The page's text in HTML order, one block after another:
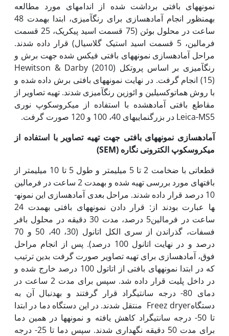
نمونه­های بافتی برداشت شده از اندام­های مورد مطالعه
به‏منظور انجام آماده­سازی برای رنگ­آمیزی، ابتدا به‏مدت 48
ساعت در محلول بوئن (75 قسمت اسید پیکریک، 25 قسمت
فرمالین، 5 قسمت اسید استیک گلاسیال) قرار داده شدند.
مراحل آماده­سازی نمونه­های بافتی فیکس شده جهت برش و
رنگ­آمیزی بر اساس پروتکل Hewitson & Darby (2010)
(15) انجام گرفت. در نهایت نمونه­های بافتی برش داده شده و
با روش هماتوکسیلین و ائوزین رنگ­آمیزی شدند. تهیه تصاویر از
مقاطع بافتی آماده­شده با استفاده از میکروسکوپ نوری
Leica-MS5 در بزرگ‏نمایی­های 40، 100 و 120 صورت گرفت.
آماده­سازی نمونه­های بافتی جهت تهیه تصاویر با استفاده از
میکروسکوپ الکترونی نگاره (SEM
)
قطعاتی با ضخامت 2 تا 5 میلی­متر و طول 5 تا 10 میلی‏متر از
بافت­های مورد بررسی تهیه شده و به‏مدت 2 ساعت در فرمالین
10 درصد قرار داده شدند. مراحل بعدی آماده­سازی این نمونه­
ها عبارت بودند از: قرار دادن نمونه­های بافتی به‏مدت 24
ساعت در فرمالین5 درصد، مدت 30 دقیقه در محلول بافر
فسفات، گذراندن از سری الکل اتانول (30، 40، 50 و 70
درصد و در نهایت اتانول 100 درصد). پس از انجام مراحل
فوق، آماده­سازی برای تهیه تصاویر صورت گرفت بدین ترتیب
که در ابتدا نمونه­های بافتی از اتاتول 100 درصد خارج شده و
در داخل پلیت قرار داده شد. سپس برای مدت 2 ساعت در
دمای 80- درجه سانتی­گراد قرار گرفتند و به‏دنبال آن به
دستگاهFreez dryer منتقل شدند. در این دستگاه دما در ابتدا
تا 50- درجه سانتی‏گراد کاهش یافته و نمونه­ها در همین دما
برای مدت 50 دقیقه نگه‏داری شدند. سپس دما تا 25- درجه